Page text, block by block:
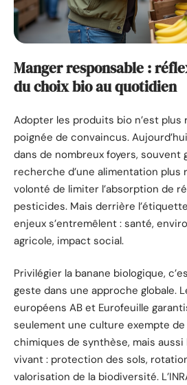
Manger responsable :
du choix bio au quotidien
Adopter les produits bio n’est plus
poignée de convaincus.
dans de nombreux foyers, souvent
recherche d’une alimentation plus
volonté de limiter l’absorption de
pesticides. Mais derrière
enjeux s’entremêlent : santé,
agricole, impact social.
Privilégier la banane biologique,
geste dans une approche globale.
européens AB et Eurofeuille
seulement une culture exempte
chimiques de synthèse, mais
vivant : protection des sols,
valorisation de la biodiversité.